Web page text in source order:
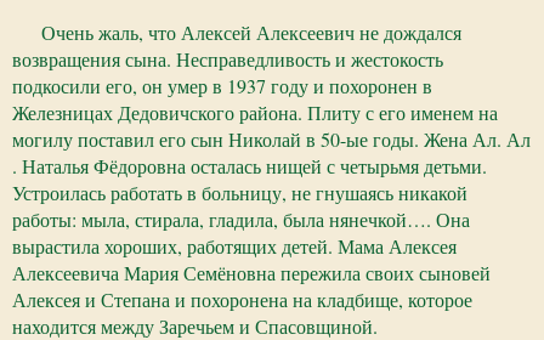
Очень жаль, что Алексей Алексеевич не дождался
возвращения сына. Несправедливость и жестокость
подкосили его, он умер в 1937 году и похоронен в
Железницах Дедовичского района. Плиту с его именем на
могилу поставил его сын Николай в 50-ые годы. Жена Ал. Ал
. Наталья Фёдоровна осталась нищей с четырьмя детьми.
Устроилась работать в больницу, не гнушаясь никакой
работы: мыла, стирала, гладила, была нянечкой…. Она
вырастила хороших, работящих детей. Мама Алексея
Алексеевича Мария Семёновна пережила своих сыновей
Алексея и Степана и похоронена на кладбище, которое
находится между Заречьем и Спасовщиной.